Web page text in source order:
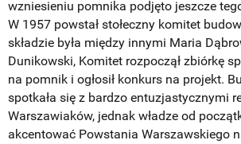
wzniesieniu pomnika podjęto jeszcze
W 1957 powstał stołeczny komitet
składzie była między innymi Maria
Dunikowski, Komitet rozpoczął zbiórkę
na pomnik i ogłosił konkurs na projekt.
spotkała się z bardzo entuzjastycznymi
Warszawiaków, jednak władze od
akcentować Powstania Warszawskiego